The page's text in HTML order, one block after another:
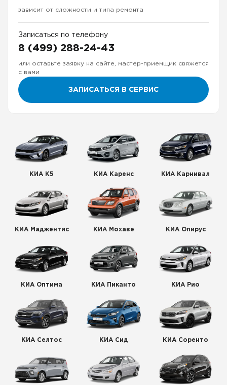
зависит от сложности и типа ремонта
Записаться по телефону
8 (499) 288-24-43
или оставьте заявку на сайте, мастер-приемщик свяжется
с вами
ЗАПИСАТЬСЯ В СЕРВИС
КИА К5 КИА Каренс КИА Карнивал
КИА Маджентис КИА Мохаве КИА Опирус
КИА Оптима КИА Пиканто КИА Рио
КИА Селтос КИА Сид КИА Соренто